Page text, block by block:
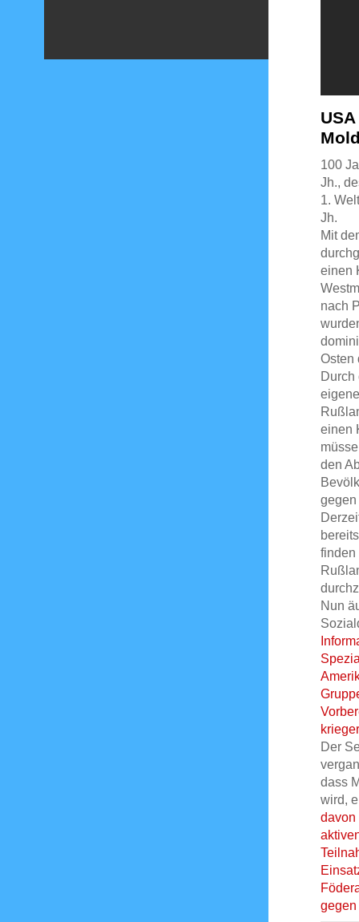
100
Jh.,
1.
Jh.
Mit
einen
nach
Osten
Durch
einen
den
finden
Nun
Der
dass
wird,
davon